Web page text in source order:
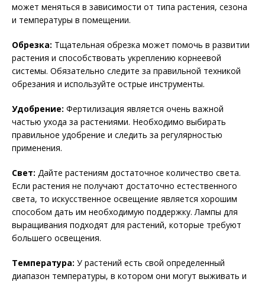
может меняться в зависимости от типа растения, сезона
и температуры в помещении.
Обрезка: Тщательная обрезка может помочь в развитии
растения и способствовать укреплению корнеевой
системы. Обязательно следите за правильной техникой
обрезания и используйте острые инструменты.
Удобрение: Фертилизация является очень важной
частью ухода за растениями. Необходимо выбирать
правильное удобрение и следить за регулярностью
применения.
Свет: Дайте растениям достаточное количество света.
Если растения не получают достаточно естественного
света, то искусственное освещение является хорошим
способом дать им необходимую поддержку. Лампы для
выращивания подходят для растений, которые требуют
большего освещения.
Температура: У растений есть свой определенный
диапазон температуры, в котором они могут выживать и